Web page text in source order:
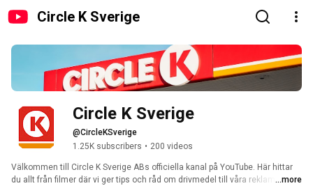
Circle K Sverige
Circle K Sverige
@CircleKSverige
1.25K subscribers • 200 videos
Välkommen till Circle K Sverige ABs officiella kanal på YouTube. Här hittar
du allt från filmer där vi ger tips och råd om drivmedel till våra reklamfilmer.
...more